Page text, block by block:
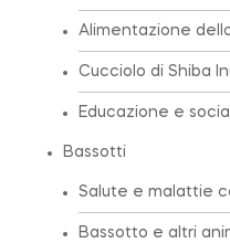
Alimentazione
Cucciolo di Shiba
Educazione e
Bassotti
Salute e malattie
Bassotto e altri